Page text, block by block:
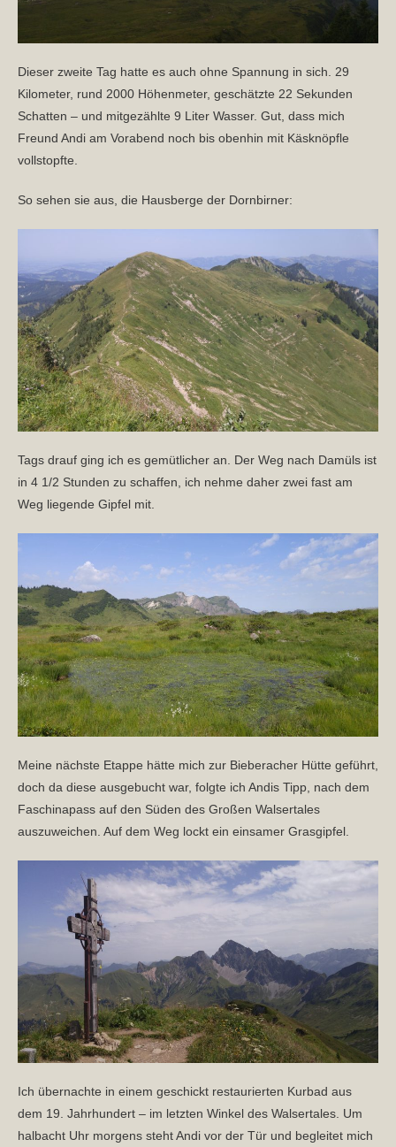
Dieser zweite Tag hatte es auch ohne Spannung in sich. 29
Kilometer, rund 2000 Höhenmeter, geschätzte 22 Sekunden
Schatten – und mitgezählte 9 Liter Wasser. Gut, dass mich
Freund Andi am Vorabend noch bis obenhin mit Käsknöpfle
vollstopfte.
So sehen sie aus, die Hausberge der Dornbirner:
Tags drauf ging ich es gemütlicher an. Der Weg nach Damüls ist
in 4 1/2 Stunden zu schaffen, ich nehme daher zwei fast am
Weg liegende Gipfel mit.
Meine nächste Etappe hätte mich zur Bieberacher Hütte geführt,
doch da diese ausgebucht war, folgte ich Andis Tipp, nach dem
Faschinapass auf den Süden des Großen Walsertales
auszuweichen. Auf dem Weg lockt ein einsamer Grasgipfel.
Ich übernachte in einem geschickt restaurierten Kurbad aus
dem 19. Jahrhundert – im letzten Winkel des Walsertales. Um
halbacht Uhr morgens steht Andi vor der Tür und begleitet mich